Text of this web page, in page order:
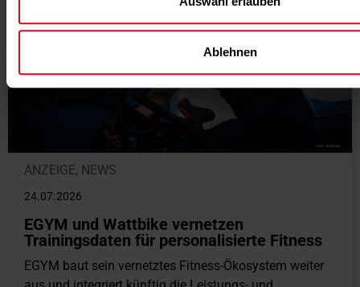
Ablehnen
ANZEIGE, NEWS
24.07.2026
EGYM und Wattbike vernetzen
Trainingsdaten für personalisierte Fitness
EGYM baut sein vernetztes Fitness-Ökosystem weiter